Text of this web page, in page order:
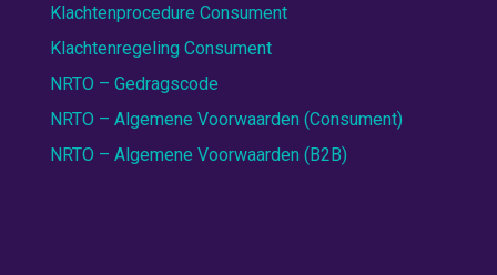
Klachtenprocedure Consument
Klachtenregeling Consument
NRTO – Gedragscode
NRTO – Algemene Voorwaarden (Consument)
NRTO – Algemene Voorwaarden (B2B)